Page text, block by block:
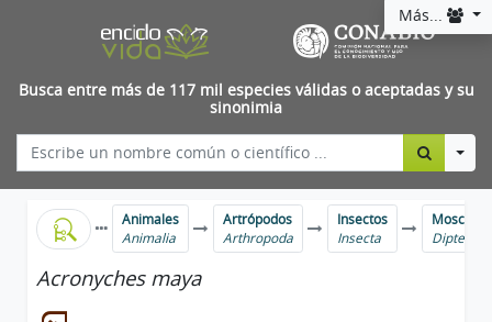
Más...
Busca entre más de 117 mil especies válidas o aceptadas y su
sinonimia
Animales
Animalia
Artrópodos
Arthropoda
Insectos
Insecta
Moscas
Diptera
Acronyches maya